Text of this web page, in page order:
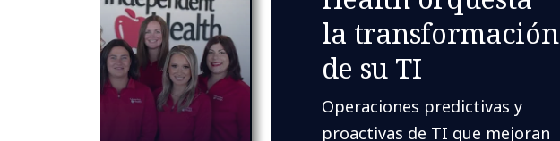
la transformación
de su TI
Operaciones predictivas y
proactivas de TI que mejoran